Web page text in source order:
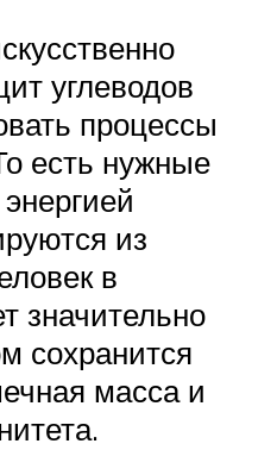
углеводов
процессы
есть нужные
из
в
значительно
сохранится
масса и